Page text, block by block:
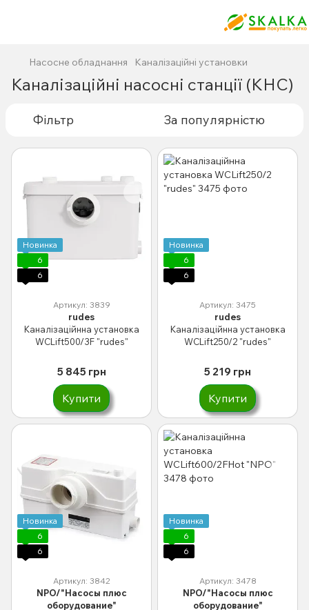
Насосне обладнання Каналізаційні установки
Каналізаційні насосні станції (КНС)
Фільтр За популярністю
Новинка
6
6
Артикул: 3839
rudes
Каналізаційнна установка
WCLift500/3F "rudes"
5 845 грн
Купити
Новинка
6
6
Артикул: 3475
rudes
Каналізаційнна установка
WCLift250/2 "rudes"
5 219 грн
Купити
Новинка
6
6
Артикул: 3842
NPO/"Насосы плюс
оборудование"
Новинка
6
6
Артикул: 3478
NPO/"Насосы плюс
оборудование"